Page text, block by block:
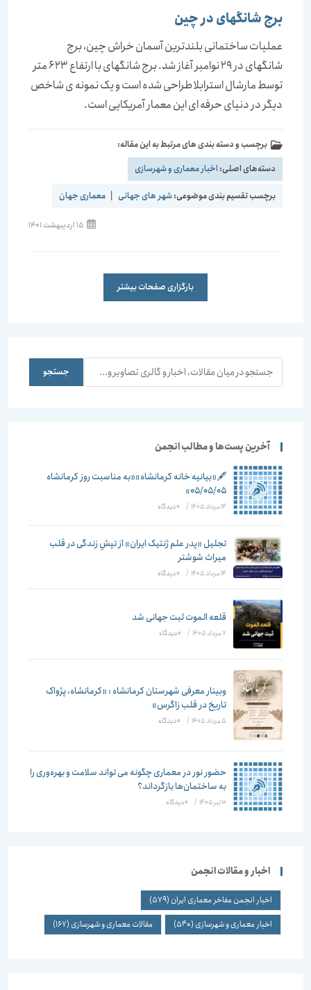
برج شانگهای در چين
عملیات ساختمانی بلندترین آسمان خراش چین، برج
شانگهای در 29 نوامبر آغاز شد. برج شانگهای با ارتفاع 623 متر
توسط مارشال استرابلا طراحی شده است و یک نمونه ی شاخص
دیگر در دنیای حرفه ای این معمار آمریکایی است.
برچسب و دسته بندی های مرتبط به این مقاله:
دسته‌های اصلی:اخبار معماری و شهرسازی
برچسب تقسیم بندی موضوعی:شهر های جهانی | معماری جهان
15 اردیبهشت 1401
بارگزاری صفحات بیشتر
جستجو
آخرین پست‌ها و مطالب انجمن
🖋️«بیانیه خانه کرمانشاه»«به مناسبت روز کرمانشاه
۰۵/۰۵/۰۵»
14 مرداد 1405 / ۰ دیدگاه
تجلیل «پدر علم ژنتیک ایران» از تپشِ زندگی در قلب
میراث شوشتر
14 مرداد 1405 / ۰ دیدگاه
قلعه الموت ثبت جهانی شد
7 مرداد 1405 / ۰ دیدگاه
وبینار معرفی شهرستان کرمانشاه : «کرمانشاه، پژواک
تاریخ در قلب زاگرس»
5 مرداد 1405 / ۰ دیدگاه
حضور نور در معماری چگونه می تواند سلامت و بهره‌وری را
به ساختمان‌ها بازگرداند؟
10 تیر 1405 / ۰ دیدگاه
اخبار و مقالات انجمن
اخبار انجمن مفاخر معماری ایران(579)
اخبار معماری و شهرسازی(540) مقالات معماری و شهرسازی(167)